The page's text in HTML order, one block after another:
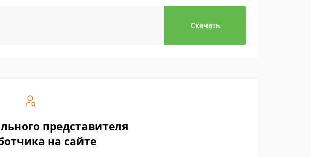
Скачать
представителя
на сайте